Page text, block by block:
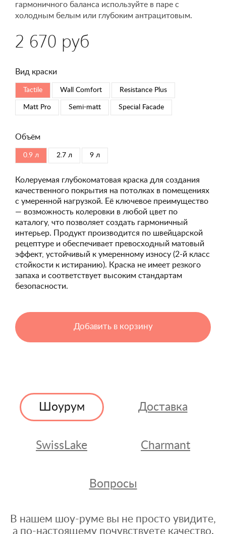
гармоничного баланса используйте в паре с
холодным белым или глубоким антрацитовым.
2 670 руб
Вид краски
Tactile Wall Comfort Resistance Plus
Matt Pro Semi-matt Special Faсade
Объём
0.9 л 2.7 л 9 л
Колеруемая глубокоматовая краска для создания
качественного покрытия на потолках в помещениях
с умеренной нагрузкой. Её ключевое преимущество
— возможность колеровки в любой цвет по
каталогу, что позволяет создать гармоничный
интерьер. Продукт производится по швейцарской
рецептуре и обеспечивает превосходный матовый
эффект, устойчивый к умеренному износу (2-й класс
стойкости к истиранию). Краска не имеет резкого
запаха и соответствует высоким стандартам
безопасности.
Добавить в корзину
Шоурум Доставка
SwissLake Charmant
Вопросы
В нашем шоу-руме вы не просто увидите,
а по-настоящему почувствуете качество.